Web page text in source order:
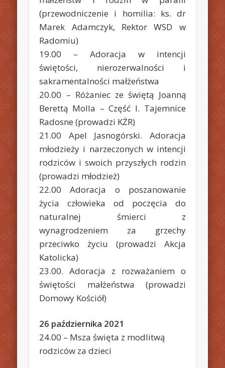
(przewodniczenie i homilia: ks. dr
Marek Adamczyk, Rektor WSD w
Radomiu)
19.00 – Adoracja w intencji
świętości, nierozerwalności i
sakramentalności małżeństwa
20.00 – Różaniec ze świętą Joanną
Berettą Molla – Część I. Tajemnice
Radosne (prowadzi KŻR)
21.00 Apel Jasnogórski. Adoracja
młodzieży i narzeczonych w intencji
rodziców i swoich przyszłych rodzin
(prowadzi młodzież)
22.00 Adoracja o poszanowanie
życia człowieka od poczęcia do
naturalnej śmierci z
wynagrodzeniem za grzechy
przeciwko życiu (prowadzi Akcja
Katolicka)
23.00. Adoracja z rozważaniem o
świętości małżeństwa (prowadzi
Domowy Kościół)
26 października 2021
24.00 – Msza święta z modlitwą
rodziców za dzieci